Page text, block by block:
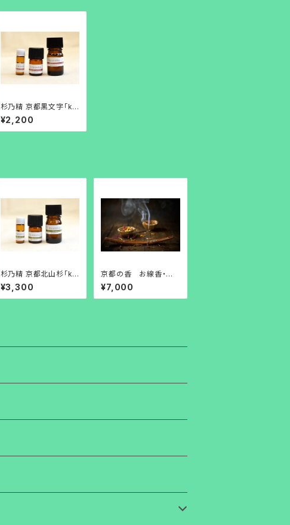
杉乃精 京都黒文字「ky
onoka・黒文字精油」1
ml
¥2,200
杉乃精 京都北山杉「ky
onoka・杉精油」5ml
¥3,300
京都の香 お線香・香
りを楽しむお香7000
¥7,000